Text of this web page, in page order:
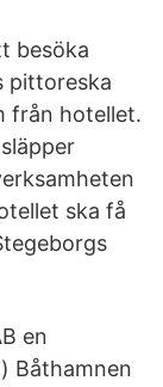
besöka
pittoreska
från hotellet.
ska få
en
Båthamnen